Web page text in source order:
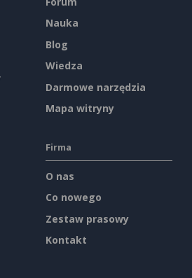
Nauka
Blog
Wiedza
Darmowe narzędzia
Mapa witryny
Firma
O nas
Co nowego
Zestaw prasowy
Kontakt